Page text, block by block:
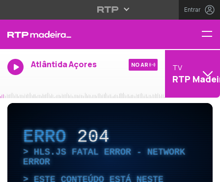
Entrar
Atlântida Açores NO AR TV
RTP
ERRO204
HLS.JS FATAL ERROR - NETWORK
ERROR
ESTE CONTEÚDO ESTÁ NESTE